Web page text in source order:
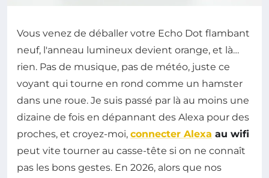
Vous venez de déballer votre Echo Dot flambant
neuf, l'anneau lumineux devient orange, et là…
rien. Pas de musique, pas de météo, juste ce
voyant qui tourne en rond comme un hamster
dans une roue. Je suis passé par là au moins une
dizaine de fois en dépannant des Alexa pour des
proches, et croyez-moi, connecter Alexa au wifi
peut vite tourner au casse-tête si on ne connaît
pas les bons gestes. En 2026, alors que nos